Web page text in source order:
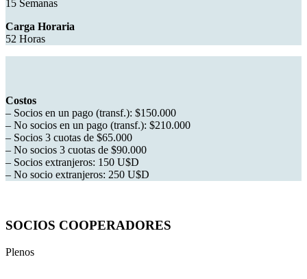
15 Semanas
Carga Horaria
52 Horas
Costos
– Socios en un pago (transf.): $150.000
– No socios en un pago (transf.): $210.000
– Socios 3 cuotas de $65.000
– No socios 3 cuotas de $90.000
– Socios extranjeros: 150 U$D
– No socio extranjeros: 250 U$D
SOCIOS COOPERADORES
Plenos